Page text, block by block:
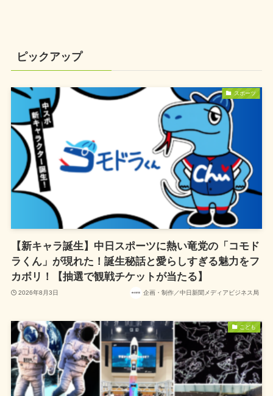
ピックアップ
スポーツ
【新キャラ誕生】中日スポーツに熱い竜党の「コモド
ラくん」が現れた！誕生秘話と愛らしすぎる魅力をフ
カボリ！【抽選で観戦チケットが当たる】
2026年8月3日 企画・制作／中日新聞メディアビジネス局
こども